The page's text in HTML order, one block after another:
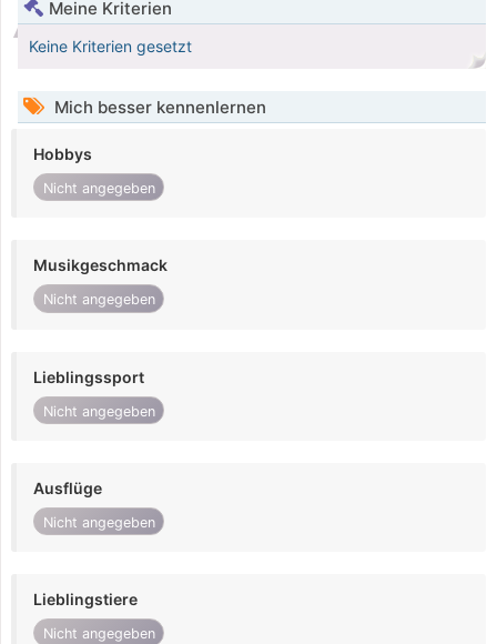
Meine Kriterien
Keine Kriterien gesetzt
Mich besser kennenlernen
Hobbys
Nicht angegeben
Musikgeschmack
Nicht angegeben
Lieblingssport
Nicht angegeben
Ausflüge
Nicht angegeben
Lieblingstiere
Nicht angegeben